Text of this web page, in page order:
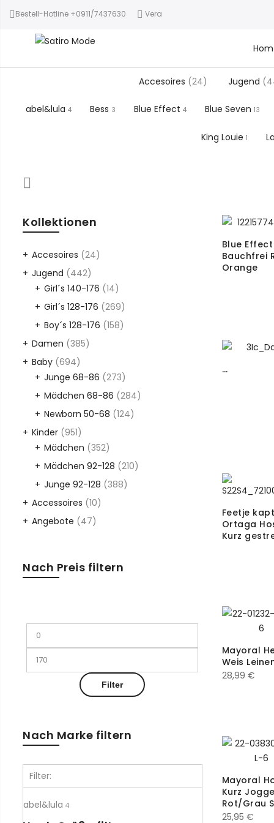
Bestell-Hotline +0911/7437630 Vera
Accesoires (24) Jugend
abel&lula 4 Bess 3 Blue Effect 4 Blue Seven 13
King Louie 1
Blue
Bauchfrei
Orange
…
Feetje
Ortaga
Kurz
Mayoral
Weis
28,99 €
Mayoral
Kurz
Rot/Grau
25,95 €
Kollektionen
Accesoires (24)
Jugend (442)
Girl´s 140-176 (14)
Girl´s 128-176 (269)
Boy´s 128-176 (158)
Damen (385)
Baby (694)
Junge 68-86 (273)
Mädchen 68-86 (284)
Newborn 50-68 (124)
Kinder (951)
Mädchen (352)
Mädchen 92-128 (210)
Junge 92-128 (388)
Accessoires (10)
Angebote (47)
Nach Preis filtern
Filter
Nach Marke filtern
Filter:
abel&lula 4